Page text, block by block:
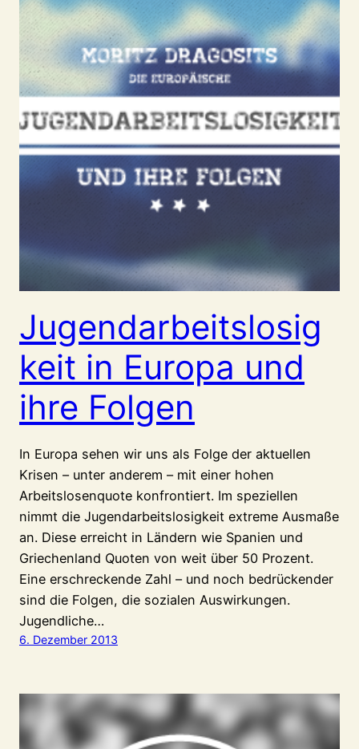
Jugendarbeitslosig
keit in Europa und
ihre Folgen
In Europa sehen wir uns als Folge der aktuellen
Krisen – unter anderem – mit einer hohen
Arbeitslosenquote konfrontiert. Im speziellen
nimmt die Jugendarbeitslosigkeit extreme Ausmaße
an. Diese erreicht in Ländern wie Spanien und
Griechenland Quoten von weit über 50 Prozent.
Eine erschreckende Zahl – und noch bedrückender
sind die Folgen, die sozialen Auswirkungen.
Jugendliche…
6. Dezember 2013